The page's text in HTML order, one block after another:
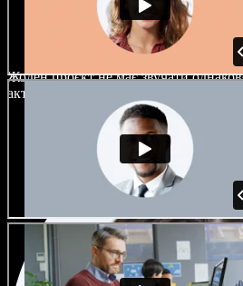
Великий вибір
голосів з будь-
Жоден проєкт не має звучати
акторів і акцентів та гнучко